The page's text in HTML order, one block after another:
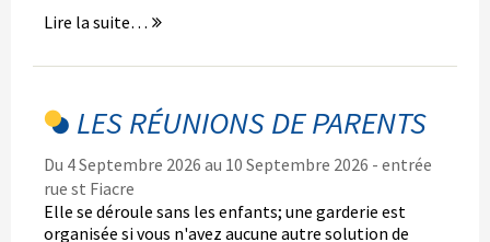
Lire la suite…
LES RÉUNIONS DE PARENTS
Du 4 Septembre 2026 au 10 Septembre 2026 - entrée
rue st Fiacre
Elle se déroule sans les enfants; une garderie est
organisée si vous n'avez aucune autre solution de